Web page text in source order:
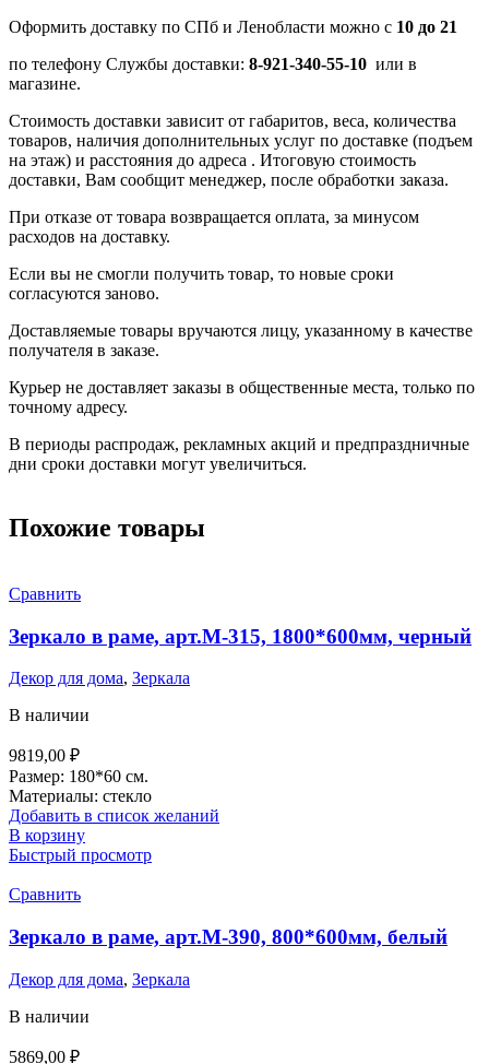
Оформить доставку по СПб и Ленобласти можно с 10 до 21
по телефону Службы доставки: 8-921-340-55-10 или в
магазине.
Стоимость доставки зависит от габаритов, веса, количества
товаров, наличия дополнительных услуг по доставке (подъем
на этаж) и расстояния до адреса . Итоговую стоимость
доставки, Вам сообщит менеджер, после обработки заказа.
При отказе от товара возвращается оплата, за минусом
расходов на доставку.
Если вы не смогли получить товар, то новые сроки
согласуются заново.
Доставляемые товары вручаются лицу, указанному в качестве
получателя в заказе.
Курьер не доставляет заказы в общественные места, только по
точному адресу.
В периоды распродаж, рекламных акций и предпраздничные
дни сроки доставки могут увеличиться.
Похожие товары
Сравнить
Зеркало в раме, арт.М-315, 1800*600мм, черный
Декор для дома, Зеркала
В наличии
9819,00 ₽
Размер: 180*60 см.
Материалы: стекло
Добавить в список желаний
В корзину
Быстрый просмотр
Сравнить
Зеркало в раме, арт.М-390, 800*600мм, белый
Декор для дома, Зеркала
В наличии
5869,00 ₽